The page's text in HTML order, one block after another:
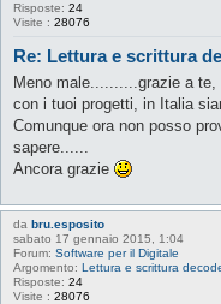
Risposte: 24
Visite : 28076
Re: Lettura e scrittura
Meno male..........grazie a
con i tuoi progetti, in Italia
Comunque ora non posso
sapere......
Ancora grazie
da bru.esposito
sabato 17 gennaio 2015, 1:04
Forum: Software per il Digitale
Argomento: Lettura e scrittura
Risposte: 24
Visite : 28076